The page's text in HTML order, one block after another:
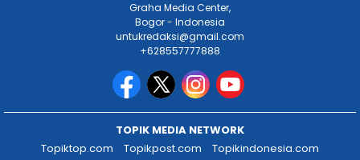
Graha Media Center,
Bogor - Indonesia
untukredaksi@gmail.com
+628557777888
TOPIK MEDIA NETWORK
Topiktop.com
Topikpost.com Topikindonesia.com